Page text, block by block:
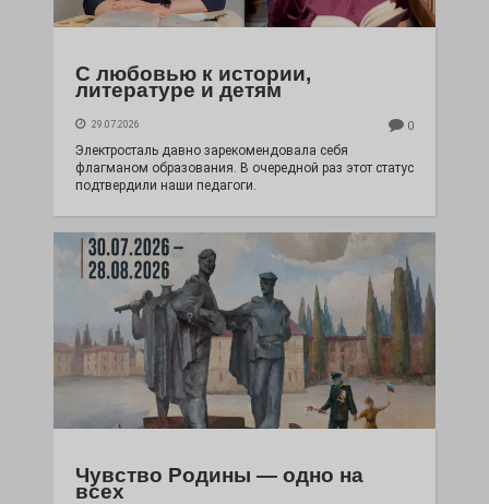
С любовью к истории,
литературе и детям
29.07.2026 0
Электросталь давно зарекомендовала себя
флагманом образования. В очередной раз этот статус
подтвердили наши педагоги.
Чувство Родины — одно на
всех